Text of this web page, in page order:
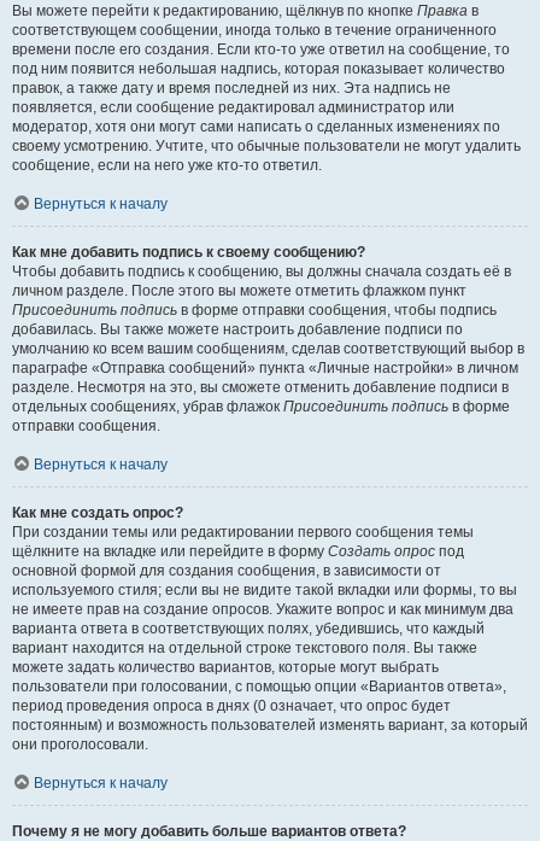
Вы можете перейти к редактированию, щёлкнув по кнопке Правка в
соответствующем сообщении, иногда только в течение ограниченного
времени после его создания. Если кто-то уже ответил на сообщение, то
под ним появится небольшая надпись, которая показывает количество
правок, а также дату и время последней из них. Эта надпись не
появляется, если сообщение редактировал администратор или
модератор, хотя они могут сами написать о сделанных изменениях по
своему усмотрению. Учтите, что обычные пользователи не могут удалить
сообщение, если на него уже кто-то ответил.
Вернуться к началу
Как мне добавить подпись к своему сообщению?
Чтобы добавить подпись к сообщению, вы должны сначала создать её в
личном разделе. После этого вы можете отметить флажком пункт
Присоединить подпись в форме отправки сообщения, чтобы подпись
добавилась. Вы также можете настроить добавление подписи по
умолчанию ко всем вашим сообщениям, сделав соответствующий выбор в
параграфе «Отправка сообщений» пункта «Личные настройки» в личном
разделе. Несмотря на это, вы сможете отменить добавление подписи в
отдельных сообщениях, убрав флажок Присоединить подпись в форме
отправки сообщения.
Вернуться к началу
Как мне создать опрос?
При создании темы или редактировании первого сообщения темы
щёлкните на вкладке или перейдите в форму Создать опрос под
основной формой для создания сообщения, в зависимости от
используемого стиля; если вы не видите такой вкладки или формы, то вы
не имеете прав на создание опросов. Укажите вопрос и как минимум два
варианта ответа в соответствующих полях, убедившись, что каждый
вариант находится на отдельной строке текстового поля. Вы также
можете задать количество вариантов, которые могут выбрать
пользователи при голосовании, с помощью опции «Вариантов ответа»,
период проведения опроса в днях (0 означает, что опрос будет
постоянным) и возможность пользователей изменять вариант, за который
они проголосовали.
Вернуться к началу
Почему я не могу добавить больше вариантов ответа?